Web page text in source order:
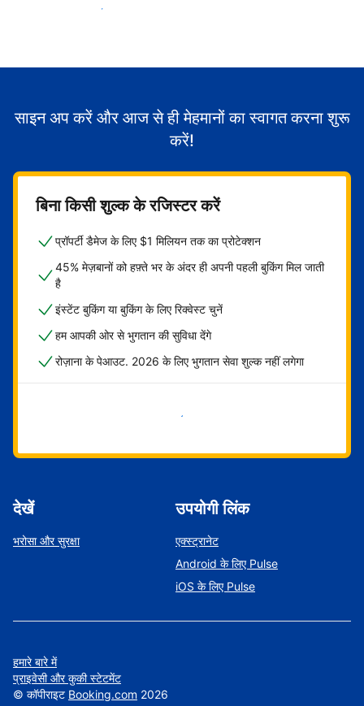
मेहमानों का स्वागत करना शुरू करें
साइन अप करें और आज से ही मेहमानों का स्वागत करना शुरू
करें!
बिना किसी शुल्क के रजिस्टर करें
प्रॉपर्टी डैमेज के लिए $1 मिलियन तक का प्रोटेक्शन
45% मेज़बानों को हफ़्ते भर के अंदर ही अपनी पहली बुकिंग मिल जाती
है
इंस्टेंट बुकिंग या बुकिंग के लिए रिक्वेस्ट चुनें
हम आपकी ओर से भुगतान की सुविधा देंगे
रोज़ाना के पेआउट. 2026 के लिए भुगतान सेवा शुल्क नहीं लगेगा
अभी शुरू करें
देखें
भरोसा और सुरक्षा
उपयोगी लिंक
एक्स्ट्रानेट
Android के लिए Pulse
iOS के लिए Pulse
हमारे बारे में
प्राइवेसी और कुकी स्टेटमेंट
© कॉपीराइट Booking.com 2026